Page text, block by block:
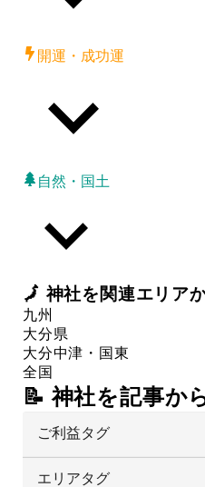
開運・成功運
自然・国土
🗾神社を関連エリア
九州
大分県
大分中津・国東
全国
📝 神社を記事か
ご利益タグ
エリアタグ